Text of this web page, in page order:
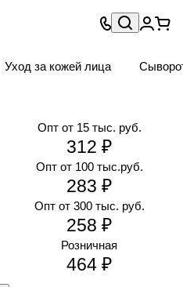
Уход за кожей лица
Опт от 300 тыс. руб.
258 ₽
Опт от 15 тыс. руб.
312 ₽
Опт от 100 тыс.руб.
283 ₽
Розничная
464 ₽